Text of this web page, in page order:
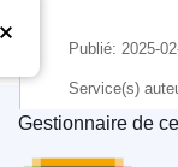
Publié: 2025-
Service(s)
Office des
Gestionnaire de